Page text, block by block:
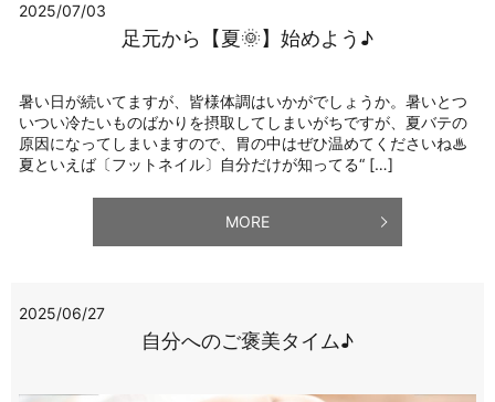
2025/07/03
足元から【夏🌞】始めよう♪
暑い日が続いてますが、皆様体調はいかがでしょうか。暑いとつ
いつい冷たいものばかりを摂取してしまいがちですが、夏バテの
原因になってしまいますので、胃の中はぜひ温めてくださいね♨
夏といえば〔フットネイル〕自分だけが知ってる“ […]
MORE
2025/06/27
自分へのご褒美タイム♪